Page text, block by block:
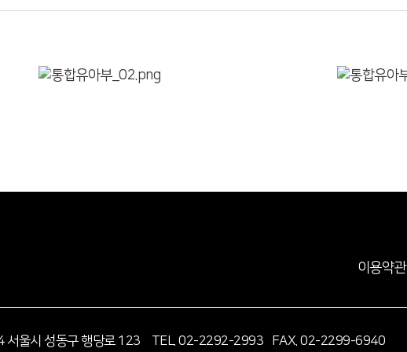
이용약관
서울시 성동구 행당로 123 TEL. 02-2292-2993 FAX. 02-2299-6940